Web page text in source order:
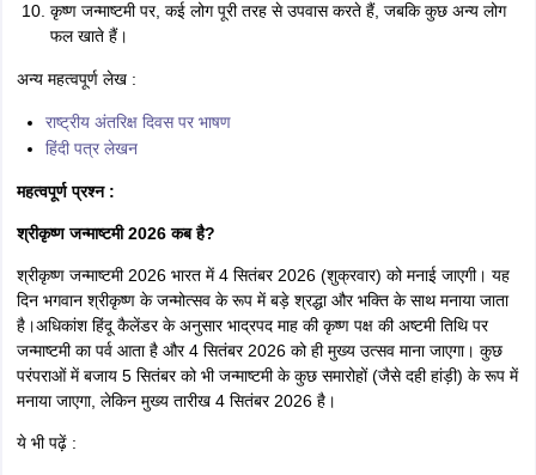
कृष्ण जन्माष्टमी पर, कई लोग पूरी तरह से उपवास करते हैं, जबकि कुछ अन्य लोग
फल खाते हैं।
अन्य महत्वपूर्ण लेख :
राष्ट्रीय अंतरिक्ष दिवस पर भाषण
हिंदी पत्र लेखन
महत्वपूर्ण प्रश्न :
श्रीकृष्ण जन्माष्टमी 2026 कब है?
श्रीकृष्ण जन्माष्टमी 2026 भारत में 4 सितंबर 2026 (शुक्रवार) को मनाई जाएगी। यह
दिन भगवान श्रीकृष्ण के जन्मोत्सव के रूप में बड़े श्रद्धा और भक्ति के साथ मनाया जाता
है।अधिकांश हिंदू कैलेंडर के अनुसार भाद्रपद माह की कृष्ण पक्ष की अष्टमी तिथि पर
जन्माष्टमी का पर्व आता है और 4 सितंबर 2026 को ही मुख्य उत्सव माना जाएगा। कुछ
परंपराओं में बजाय 5 सितंबर को भी जन्माष्टमी के कुछ समारोहों (जैसे दही हांड़ी) के रूप में
मनाया जाएगा, लेकिन मुख्य तारीख 4 सितंबर 2026 है।
ये भी पढ़ें :